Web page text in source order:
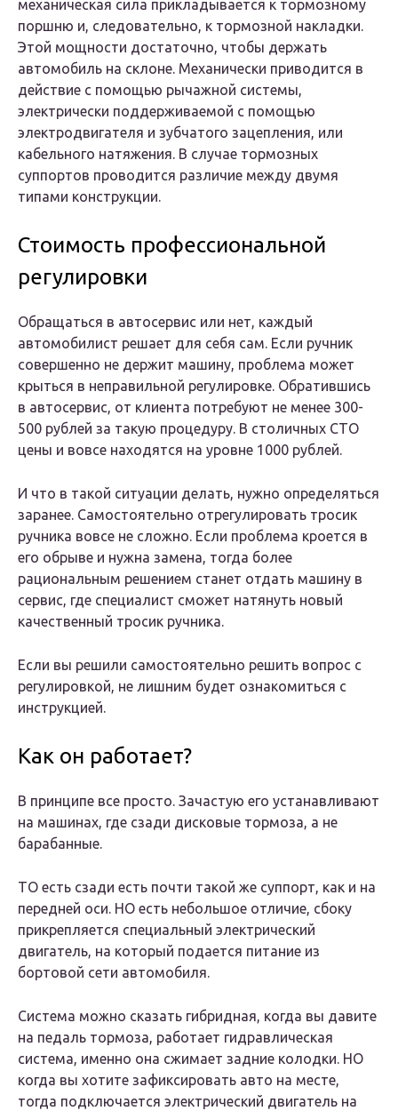
механическая сила прикладывается к тормозному
поршню и, следовательно, к тормозной накладки.
Этой мощности достаточно, чтобы держать
автомобиль на склоне. Механически приводится в
действие с помощью рычажной системы,
электрически поддерживаемой с помощью
электродвигателя и зубчатого зацепления, или
кабельного натяжения. В случае тормозных
суппортов проводится различие между двумя
типами конструкции.
Стоимость профессиональной
регулировки
Обращаться в автосервис или нет, каждый
автомобилист решает для себя сам. Если ручник
совершенно не держит машину, проблема может
крыться в неправильной регулировке. Обратившись
в автосервис, от клиента потребуют не менее 300-
500 рублей за такую процедуру. В столичных СТО
цены и вовсе находятся на уровне 1000 рублей.
И что в такой ситуации делать, нужно определяться
заранее. Самостоятельно отрегулировать тросик
ручника вовсе не сложно. Если проблема кроется в
его обрыве и нужна замена, тогда более
рациональным решением станет отдать машину в
сервис, где специалист сможет натянуть новый
качественный тросик ручника.
Если вы решили самостоятельно решить вопрос с
регулировкой, не лишним будет ознакомиться с
инструкцией.
Как он работает?
В принципе все просто. Зачастую его устанавливают
на машинах, где сзади дисковые тормоза, а не
барабанные.
ТО есть сзади есть почти такой же суппорт, как и на
передней оси. НО есть небольшое отличие, сбоку
прикрепляется специальный электрический
двигатель, на который подается питание из
бортовой сети автомобиля.
Система можно сказать гибридная, когда вы давите
на педаль тормоза, работает гидравлическая
система, именно она сжимает задние колодки. НО
когда вы хотите зафиксировать авто на месте,
тогда подключается электрический двигатель на